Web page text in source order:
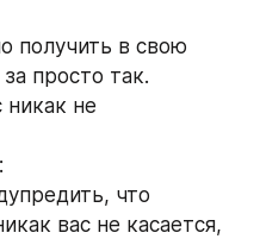
получить в свою
просто так.
не
что
вас не касается,